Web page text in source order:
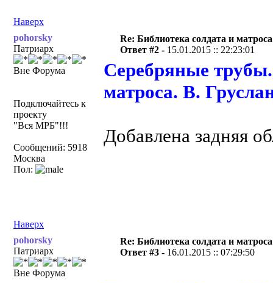
Наверх
pohorsky
Патриарх
Вне Форума
Подключайтесь к
проекту
"Вся МРБ"!!!
Сообщений: 5918
Москва
Пол:
Re: Библиотека солдата и
Ответ #2 - 15.01.2015 :: 22:23:01
Серебряные
матроса. В.
Добавлена задняя
Наверх
pohorsky
Патриарх
Вне Форума
Re: Библиотека солдата и
Ответ #3 - 16.01.2015 :: 07:29:50